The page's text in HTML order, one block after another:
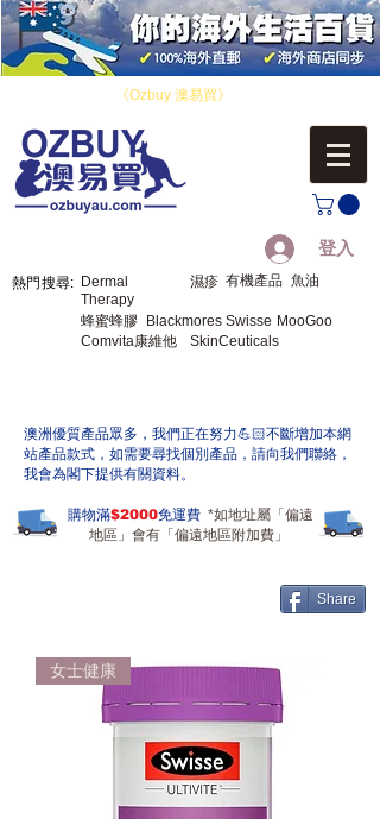
《Ozbuy 澳易買》
登入
熱門搜尋: Dermal
Therapy
濕疹 有機產品 魚油
蜂蜜蜂膠 Blackmores Swisse MooGoo
Comvita康維他
SkinCeuticals
​澳洲優質產品眾多，我們正在努力💪🏻不斷增加本網
站產品款式，如需要尋找個別產品，請向我們聯絡，
我會為閣下提供有關資料。
購物滿$2000免運費 *如地址屬「偏遠
地區」會有「偏遠地區附加費」
Share
女士健康